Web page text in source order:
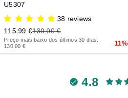
U5307
38 reviews
Precio de oferta
115.99 €Precio anterior
130.00 €
Preço mais baixo dos últimos 30 dias:
130.00 €
11%
4.8